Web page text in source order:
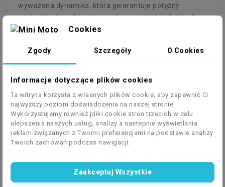
wyważona dynamika, która gwarantuje potężny
zastrzyk adrenaliny przy zachowaniu pełnej kontroli
nad pojazdem.
🔋 Układ Paliwowy i Oświetlenie LED
Zasilanie czystą benzyną (4-takt):
przygotowywania mieszanek paliwowych – czysta,
silnika.
Potężny system oświetlenia 4x LED Light:Cztery
dachowe reflektory LED o ekstremalnej jasności nie
tylko nadają pojazdowi agresywnego, agresywnego
wyglądu, ale zmieniają noc w dzień, gwarantując
doskonałą widoczność po zmroku.
💪 Podwozie, Zawieszenie i
Cookies
Zgody Szczegóły O Cookies
Informacje dotyczące plików cookies
Ta witryna korzysta z własnych plików cookie, aby zapewnić Ci
najwyższy poziom doświadczenia na naszej stronie .
Wykorzystujemy również pliki cookie stron trzecich w celu
ulepszenia naszych usług, analizy a nastepnie wyświetlania
reklam związanych z Twoimi preferencjami na podstawie analizy
Twoich zachowań podczas nawigacji.
Zaakceptuj Wszystkie